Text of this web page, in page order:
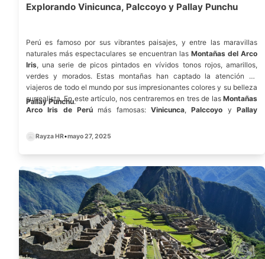
Explorando Vinicunca, Palccoyo y Pallay Punchu
Perú es famoso por sus vibrantes paisajes, y entre las maravillas
naturales más espectaculares se encuentran las Montañas del Arco
Iris, una serie de picos pintados en vívidos tonos rojos, amarillos,
verdes y morados. Estas montañas han captado la atención de
viajeros de todo el mundo por sus impresionantes colores y su belleza
surrealista. En este artículo, nos centraremos en tres de las Montañas
Arco Iris de Perú más famosas: Vinicunca, Palccoyo y Pallay
senderismo únicas que deberían estar en la lista de cosas que hacer
Pallay Punchu.
Rayza HR•mayo 27, 2025